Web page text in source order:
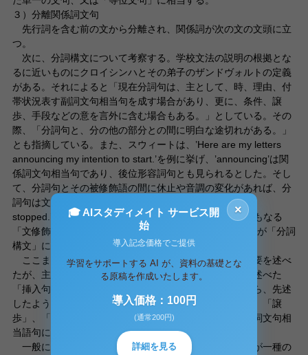
３）分離関係詞文句
先行詞を含む前の文から分離され、関係詞が次の文の文頭に立
つ。
次に、分詞構文について考察する。学校文法の説明の根拠とな
るに近いものにクロイシンハとその弟子のザンドヴォルトの定義
がある。それによると「現在分詞句は、主として、時、理由、付
帯状況表す副詞文句相当句を成す場合があり、更に、条件、譲
歩、手段などの意を言外に含む場合もある。」としている。その
際、「分詞句と、分の他の部分との間に明白な途切れがある。」
とも指摘している。また、スウィートは、’Here are my letters
announcing my intention to start.’を例に挙げ、’announcing’は関
係詞文句相当句であり、後位形容詞句とも見られるとした。そし
て、分詞句とその被修飾語の間に休止や音調の変化があれば、分
詞句は文を修飾しうるとした。更に、’Seeing a crowd, I
stopped.’を例示し、’When I saw’ とも‘Because I saw’ともなる
「文修飾副詞」として働くことを示し、’Seeing a crowd’が「分詞
構文」に当たることを明らかにした。
ここまで、非限定関係詞文句と分詞構文についての概要を述べ
たが、主語を先行詞とした両者を比較する際に、１）で述べた
「挿入句的非限定関係詞文句」が関係してくる。なぜなら、先述
したように、「挿入句的非限定関係詞文句」には「理由」「譲
歩」、「時」などの含意が含まれ、つまり文句全体が副詞文句相
当語句になることが多いからである。
一般に、連体的修飾語が非限定的に使われると、それが一種の
×
🎓 AIスタディメイト サービス開
始
導入記念価格でご提供
学習をサポートする AI が、資料の基礎とな
る原稿を作成いたします。
導入価格：100円
(通常200円)
詳細を見る